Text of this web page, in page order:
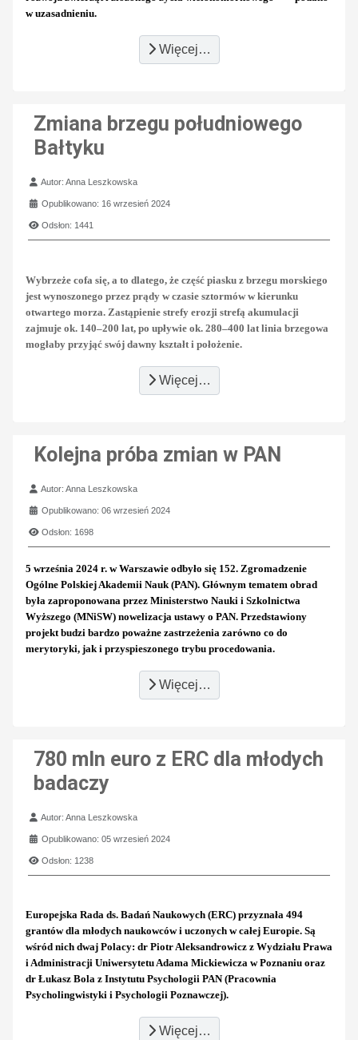
w uzasadnieniu.
Więcej…
Zmiana brzegu południowego
Bałtyku
Szczegóły
Autor:Anna Leszkowska
Opublikowano: 16 wrzesień 2024
Odsłon: 1441
Wybrzeże cofa się, a to dlatego, że część piasku z brzegu morskiego
jest wynoszonego przez prądy w czasie sztormów w kierunku
otwartego morza. Zastąpienie strefy erozji strefą akumulacji
zajmuje ok. 140–200 lat, po upływie ok. 280–400 lat linia brzegowa
mogłaby przyjąć swój dawny kształt i położenie.
Więcej…
Kolejna próba zmian w PAN
Szczegóły
Autor:Anna Leszkowska
Opublikowano: 06 wrzesień 2024
Odsłon: 1698
5 września 2024 r. w Warszawie odbyło się 152. Zgromadzenie
Ogólne Polskiej Akademii Nauk (PAN). Głównym tematem obrad
była zaproponowana przez Ministerstwo Nauki i Szkolnictwa
Wyższego (MNiSW) nowelizacja ustawy o PAN. Przedstawiony
projekt budzi bardzo poważne zastrzeżenia zarówno co do
merytoryki, jak i przyspieszonego trybu procedowania.
Więcej…
780 mln euro z ERC dla młodych
badaczy
Szczegóły
Autor:Anna Leszkowska
Opublikowano: 05 wrzesień 2024
Odsłon: 1238
Europejska Rada ds. Badań Naukowych (ERC) przyznała 494
grantów dla młodych naukowców i uczonych w całej Europie. Są
wśród nich dwaj Polacy: dr Piotr Aleksandrowicz z Wydziału Prawa
i Administracji Uniwersytetu Adama Mickiewicza w Poznaniu oraz
dr Łukasz Bola z Instytutu Psychologii PAN (Pracownia
Psycholingwistyki i Psychologii Poznawczej).
Więcej…